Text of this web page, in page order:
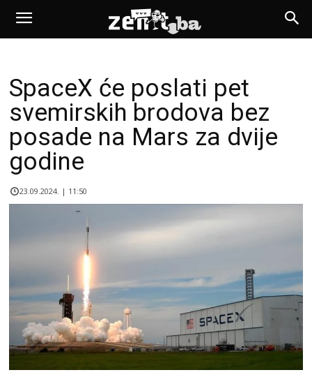
SpaceX će poslati pet
svemirskih brodova bez
posade na Mars za dvije
godine
23.09.2024. | 11:50